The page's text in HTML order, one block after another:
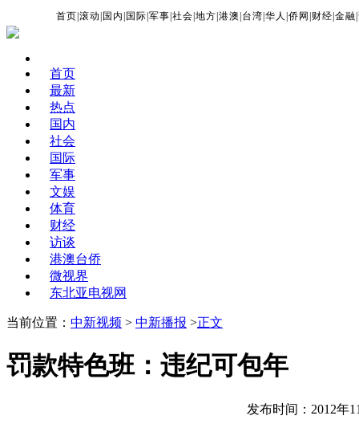
首页 |滚动 国内 国际 |军事 |社会 |地方 |港澳 台湾 |华人 |侨网 财经 |金融 |
首页
最新
热点
国内
社会
国际
军事
文娱
体育
财经
访谈
港澳台侨
微视界
东北亚电视网
当前位置： 中新视频 > 中新播报 >正文
罚款特色班：违纪可包年
发布时间：2012年